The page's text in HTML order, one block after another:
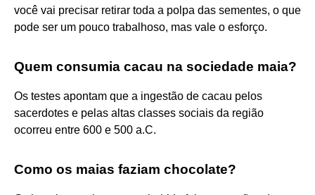
você vai precisar retirar toda a polpa das sementes, o que
pode ser um pouco trabalhoso, mas vale o esforço.
Quem consumia cacau na sociedade maia?
Os testes apontam que a ingestão de cacau pelos
sacerdotes e pelas altas classes sociais da região
ocorreu entre 600 e 500 a.C.
Como os maias faziam chocolate?